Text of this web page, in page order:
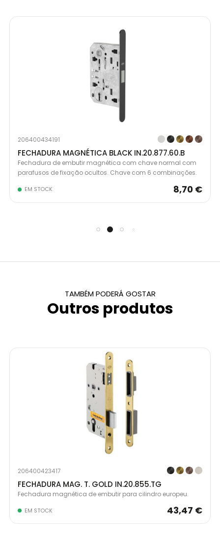
206400434191
FECHADURA MAGNÉTICA BLACK IN.20.877.60.B
Fechadura de embutir magnética com chave normal com
parafusos de fixação ocultos. Chave com 6 combinações.
EM STOCK 8,70 €
TAMBÉM PODERÁ GOSTAR
Outros produtos
206400423417
FECHADURA MAG. T. GOLD IN.20.855.TG
Fechadura magnética de embutir para cilindro europeu.
EM STOCK 43,47 €